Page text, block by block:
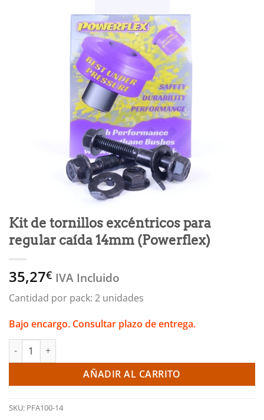
Kit de tornillos excéntricos para
regular caída 14mm (Powerflex)
35,27€ IVA Incluido
Cantidad por pack: 2 unidades
Bajo encargo. Consultar plazo de entrega.
Kit de tornillos excéntricos para regular caída 14mm
AÑADIR AL CARRITO
SKU: PFA100-14